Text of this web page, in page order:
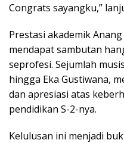
Congrats sayangku,”
Prestasi akademik
mendapat sambutan
seprofesi. Sejumlah
hingga Eka Gustiwana,
dan apresiasi atas
pendidikan S-2-nya.
Kelulusan ini menjadi